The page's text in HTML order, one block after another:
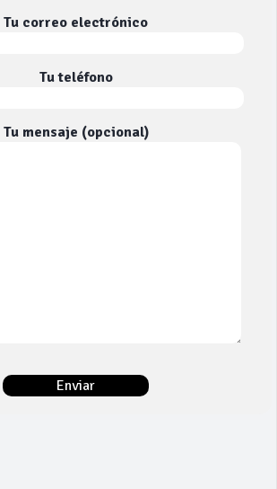
Tu correo electrónico
Tu teléfono
Tu mensaje (opcional)